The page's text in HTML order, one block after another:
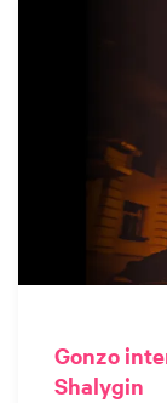
Gonzo
Shalygin